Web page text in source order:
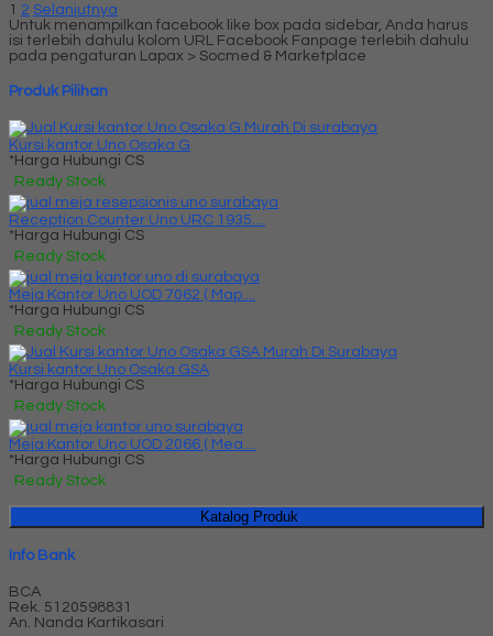
1 2 Selanjutnya
Untuk menampilkan facebook like box pada sidebar, Anda harus
isi terlebih dahulu kolom URL Facebook Fanpage terlebih dahulu
pada pengaturan Lapax > Socmed & Marketplace
Produk Pilihan
Kursi kantor Uno Osaka G
*Harga Hubungi CS
Ready Stock
Reception Counter Uno URC 1935....
*Harga Hubungi CS
Ready Stock
Meja Kantor Uno UOD 7062 ( Map....
*Harga Hubungi CS
Ready Stock
Kursi kantor Uno Osaka GSA
*Harga Hubungi CS
Ready Stock
Meja Kantor Uno UOD 2066 ( Mea....
*Harga Hubungi CS
Ready Stock
Katalog Produk
Info Bank
BCA
Rek. 5120598831
An. Nanda Kartikasari